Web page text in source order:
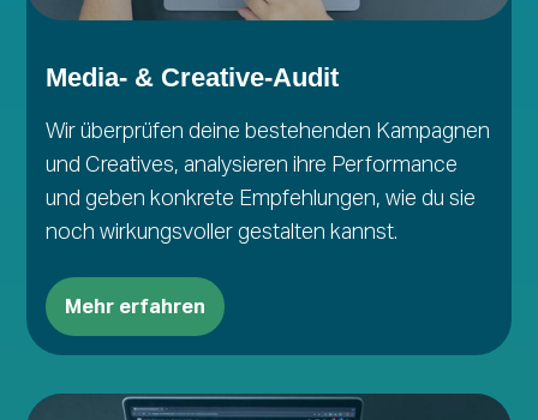
Media- & Creative-Audit
Wir überprüfen deine bestehenden Kampagnen
und Creatives, analysieren ihre Performance
und geben konkrete Empfehlungen, wie du sie
noch wirkungsvoller gestalten kannst.
Mehr erfahren